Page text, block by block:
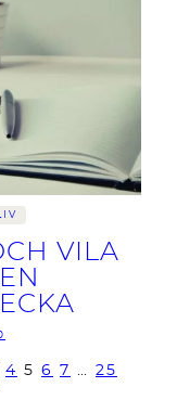
VILA
4 5 6 7 … 25